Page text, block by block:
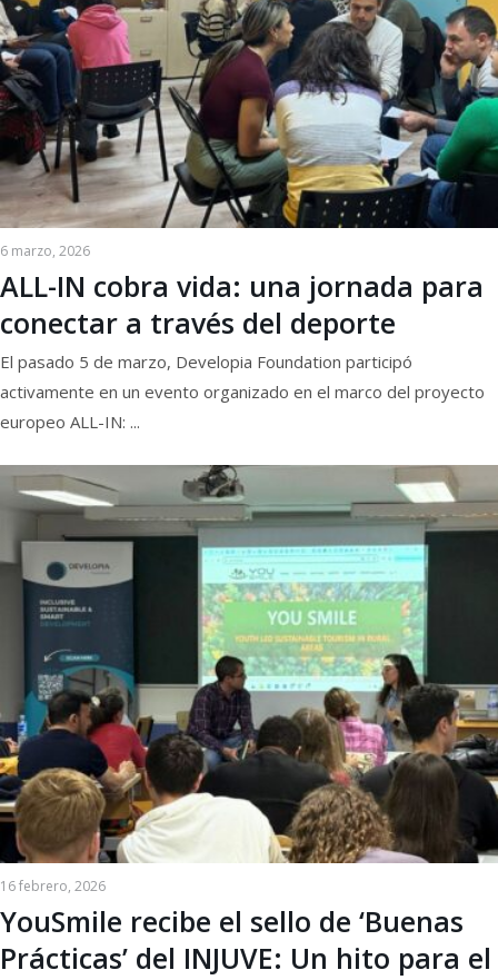
6 marzo, 2026
ALL-IN cobra vida: una jornada para
conectar a través del deporte
El pasado 5 de marzo, Developia Foundation participó
activamente en un evento organizado en el marco del proyecto
europeo ALL-IN: ...
16 febrero, 2026
YouSmile recibe el sello de ‘Buenas
Prácticas’ del INJUVE: Un hito para el